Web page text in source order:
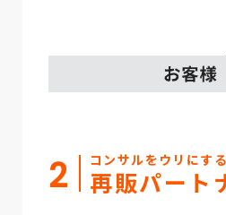
2 コンサルをウリにす
再販パート